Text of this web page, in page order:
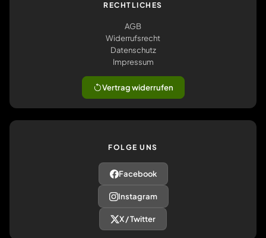
RECHTLICHES
AGB
Widerrufsrecht
Datenschutz
Impressum
Vertrag widerrufen
FOLGE UNS
Facebook
Instagram
X / Twitter